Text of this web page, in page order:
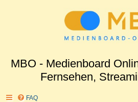
MBO - Medienboard
Fernsehen,
FAQ